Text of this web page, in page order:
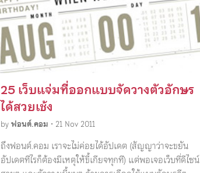
25 เว็บแจ่มที่ออกแบบจัดวางตัวอักษร
ได้สวยเช้ง
byฟอนต์.คอม • 21 Nov 2011
ถึงฟอนต์.คอม เราจะไม่ค่อยได้อัปเดต (สัญญาว่าจะขยัน
อัปเดตทีไรก็ต้องมีเหตุให้ขี้เกียจทุกที) แต่พอเจอเว็บที่ดีไซน์